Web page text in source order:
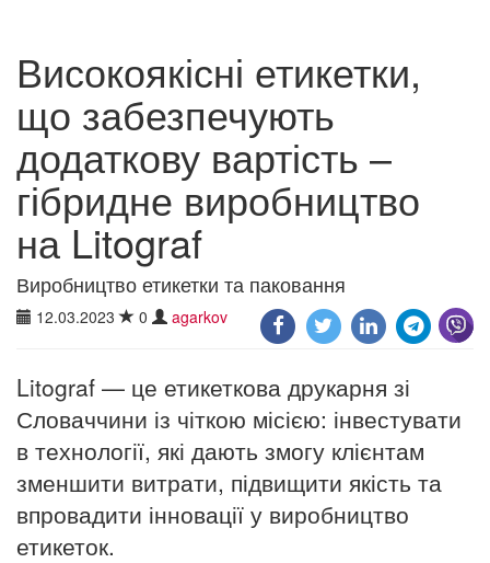
Високоякісні етикетки,
що забезпечують
додаткову вартість –
гібридне виробництво
на Litograf
Виробництво етикетки та паковання
12.03.2023 0 agarkov
Litograf — це етикеткова друкарня зі
Словаччини із чіткою місією: інвестувати
в технології, які дають змогу клієнтам
зменшити витрати, підвищити якість та
впровадити інновації у виробництво
етикеток.